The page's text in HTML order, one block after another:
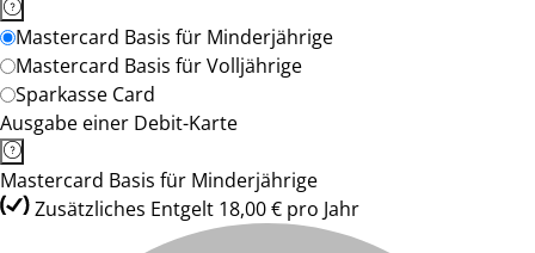
Mastercard Basis für Minderjährige
Mastercard Basis für Volljährige
Sparkasse Card
Ausgabe einer Debit-Karte
Mastercard Basis für Minderjährige
Zusätzliches Entgelt 18,00 € pro Jahr